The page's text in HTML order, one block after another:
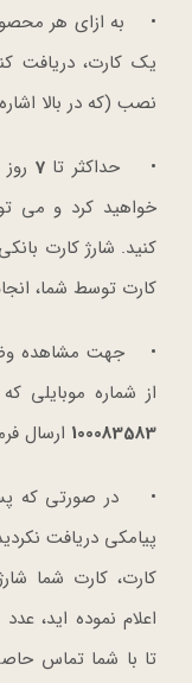
• به ازای هر
یک کارت، دریافت
نصب (که در بالا
• حداکثر تا7
خواهید کرد و می
کنید. شارژ کارت
کارت توسط شما،
• جهت مشاهده
از شماره موبایلی
100083583 ارسال
• در صورتی که
پیامکی دریافت
کارت، کارت شما
اعلام نموده اید، عدد 4 را به شماره
تا با شما تماس